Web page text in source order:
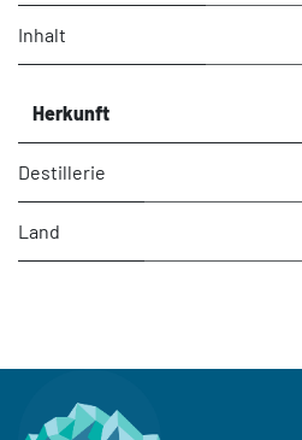
Inhalt
Herkunft
Destillerie
Land